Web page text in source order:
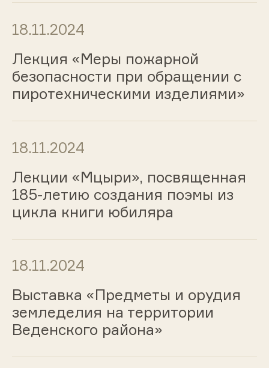
18.11.2024
Лекция «Меры пожарной
безопасности при обращении с
пиротехническими изделиями»
18.11.2024
Лекции «Мцыри», посвященная
185-летию создания поэмы из
цикла книги юбиляра
18.11.2024
Выставка «Предметы и орудия
земледелия на территории
Веденского района»